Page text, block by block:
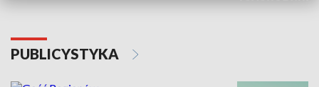
PUBLICYSTYKA